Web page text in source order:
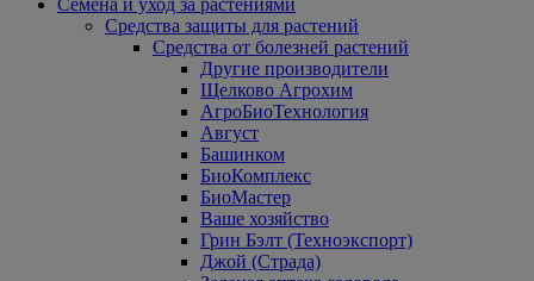
Семена и уход за растениями
Средства защиты для растений
Средства от болезней растений
Другие производители
Щелково Агрохим
АгроБиоТехнология
Август
Башинком
БиоКомплекс
БиоМастер
Ваше хозяйство
Грин Бэлт (Техноэкспорт)
Джой (Страда)